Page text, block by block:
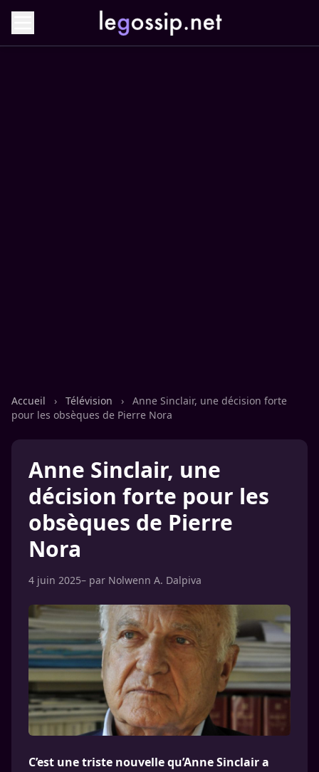
Accueil › Télévision ›
Anne Sinclair, une décision forte
pour les obsèques de Pierre Nora
Anne Sinclair, une
décision forte pour les
obsèques de Pierre
Nora
4 juin 2025– par Nolwenn A. Dalpiva
C’est une triste nouvelle qu’Anne Sinclair a